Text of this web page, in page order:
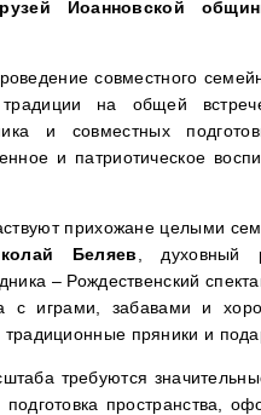
Иоанновской
совместного
на общей
и совместных
и патриотическое
прихожане целыми
Беляев , духовный
– Рождественский
с играми, забавами и
пряники и
требуются
пространства,